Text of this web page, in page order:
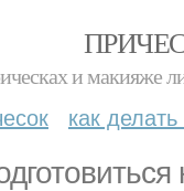
и макияже
как